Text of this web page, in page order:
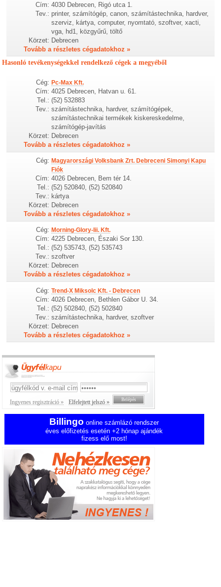
Cím: 4030 Debrecen, Rigó utca 1.
Tev.: printer, számítógép, canon, számítástechnika, hardver,
szerviz, kártya, computer, nyomtató, szoftver, xacti,
vga, hd1, közgyűrű, töltő
Körzet: Debrecen
Tovább a részletes cégadatokhoz »
Hasonló tevékenységekkel rendelkező cégek a megyéből
Cég: Pc-Max Kft.
Cím: 4025 Debrecen, Hatvan u. 61.
Tel.: (52) 532883
Tev.: számítástechnika, hardver, számítógépek,
számítástechnikai termékek kiskereskedelme,
számítógép-javítás
Körzet: Debrecen
Tovább a részletes cégadatokhoz »
Cég: Magyarországi Volksbank Zrt. Debreceni Simonyi Kapu
Fiók
Cím: 4026 Debrecen, Bem tér 14.
Tel.: (52) 520840, (52) 520840
Tev.: kártya
Körzet: Debrecen
Tovább a részletes cégadatokhoz »
Cég: Morning-Glory-Iii. Kft.
Cím: 4225 Debrecen, Északi Sor 130.
Tel.: (52) 535743, (52) 535743
Tev.: szoftver
Körzet: Debrecen
Tovább a részletes cégadatokhoz »
Cég: Trend-X Miksolc Kft. - Debrecen
Cím: 4026 Debrecen, Bethlen Gábor U. 34.
Tel.: (52) 502840, (52) 502840
Tev.: számítástechnika, hardver, szoftver
Körzet: Debrecen
Tovább a részletes cégadatokhoz »
Ingyenes regisztráció » Elfelejtett jelszó »
Billingo online számlázó rendszer
éves előfizetés esetén +2 hónap ajándék
fizess elő most!